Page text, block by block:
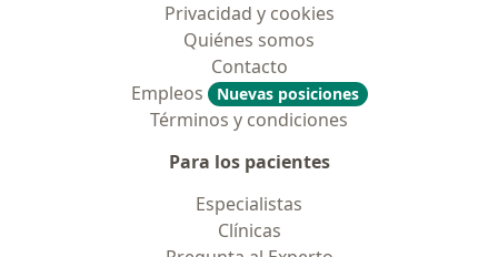
Privacidad y cookies
Quiénes somos
Contacto
Empleos
Nuevas posiciones
Términos y condiciones
Para los pacientes
Especialistas
Clínicas